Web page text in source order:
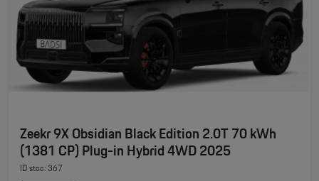
Zeekr 9X Obsidian Black Edition 2.0T 70 kWh
(1381 CP) Plug-in Hybrid 4WD 2025
ID stoc: 367